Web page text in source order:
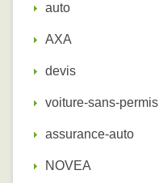
auto
AXA
devis
voiture-sans-permis
assurance-auto
NOVEA